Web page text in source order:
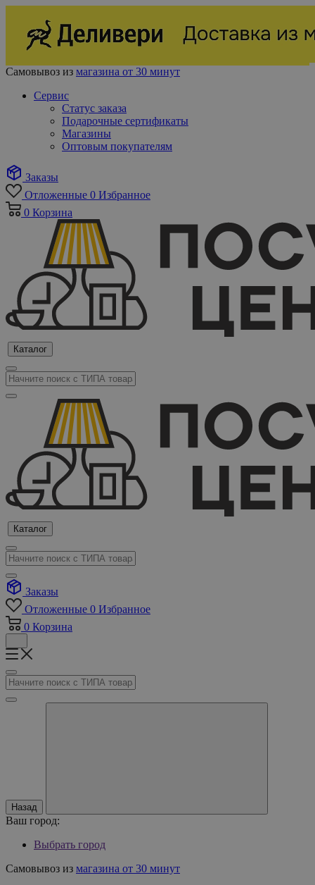
Самовывоз из магазина от 30 минут
Сервис
Статус заказа
Подарочные сертификаты
Магазины
Оптовым покупателям
Заказы
Отложенные 0 Избранное
0 Корзина
Каталог
Каталог
Заказы
Отложенные 0 Избранное
0 Корзина
Назад
Ваш город:
Выбрать город
Самовывоз из магазина от 30 минут